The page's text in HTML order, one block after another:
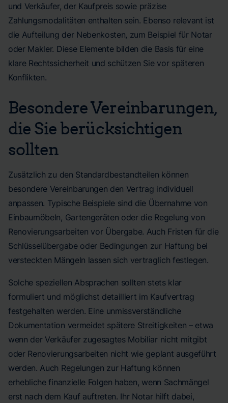
und Verkäufer, der Kaufpreis sowie präzise
Zahlungsmodalitäten enthalten sein. Ebenso relevant ist
die Aufteilung der Nebenkosten, zum Beispiel für Notar
oder Makler. Diese Elemente bilden die Basis für eine
klare Rechtssicherheit und schützen Sie vor späteren
Konflikten.
Besondere Vereinbarungen,
die Sie berücksichtigen
sollten
Zusätzlich zu den Standardbestandteilen können
besondere Vereinbarungen den Vertrag individuell
anpassen. Typische Beispiele sind die Übernahme von
Einbaumöbeln, Gartengeräten oder die Regelung von
Renovierungsarbeiten vor Übergabe. Auch Fristen für die
Schlüsselübergabe oder Bedingungen zur Haftung bei
versteckten Mängeln lassen sich vertraglich festlegen.
Solche speziellen Absprachen sollten stets klar
formuliert und möglichst detailliert im Kaufvertrag
festgehalten werden. Eine unmissverständliche
Dokumentation vermeidet spätere Streitigkeiten – etwa
wenn der Verkäufer zugesagtes Mobiliar nicht mitgibt
oder Renovierungsarbeiten nicht wie geplant ausgeführt
werden. Auch Regelungen zur Haftung können
erhebliche finanzielle Folgen haben, wenn Sachmängel
erst nach dem Kauf auftreten. Ihr Notar hilft dabei,